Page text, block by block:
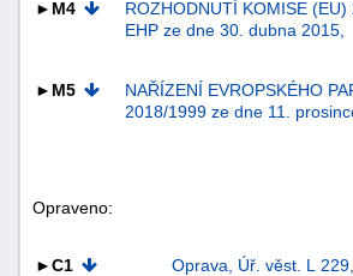
►M4
ROZHODNUTÍ KOMISE
EHP ze dne 30. dubna 2015,
►M5
NAŘÍZENÍ EVROPSKÉHO
2018/1999 ze dne 11.
Opraveno:
►C1 Oprava, Úř. věst. L